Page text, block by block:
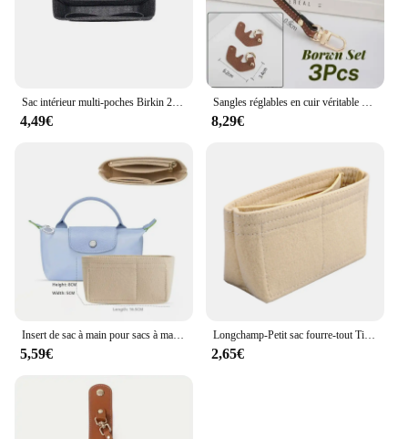
Sac intérieur multi-poches Birkin 25/30/35, sac de rangement, sac à main en feutre, doublure d'insertion
4,49€
Sangles réglables en cuir véritable pour mini sac Longchamp, sans poinçon, sangle initiée, accessoires de conversion à bandoulière
8,29€
Insert de sac à main pour sacs à main, sac en feutre, fourre-tout et sac à main, compatible avec Longchamp
5,59€
Longchamp-Petit sac fourre-tout Timid, sac de rangement et de finition, doublure intérieure, sacs à main, insert, taille mini
2,65€